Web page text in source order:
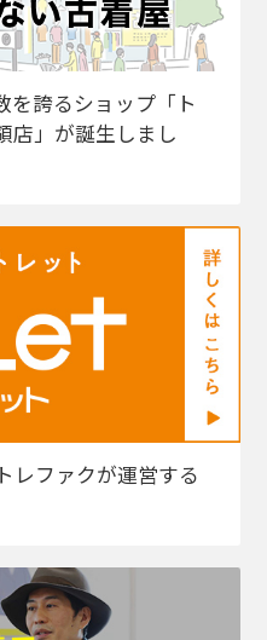
を誇るショップ「ト
店」が誕生しまし
レファクが運営する